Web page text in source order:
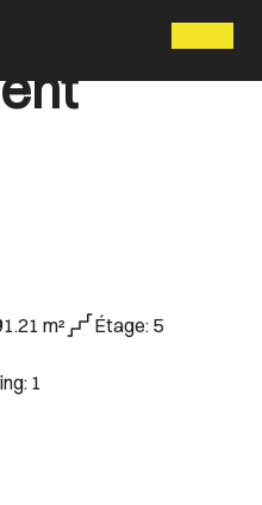
m² Étage: 5
: 1
Menu